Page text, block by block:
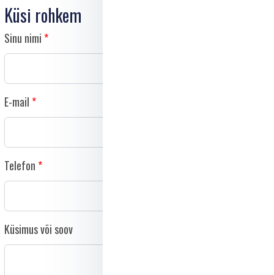
Küsi rohkem
Sinu nimi
E-mail
Telefon
Küsimus või soov